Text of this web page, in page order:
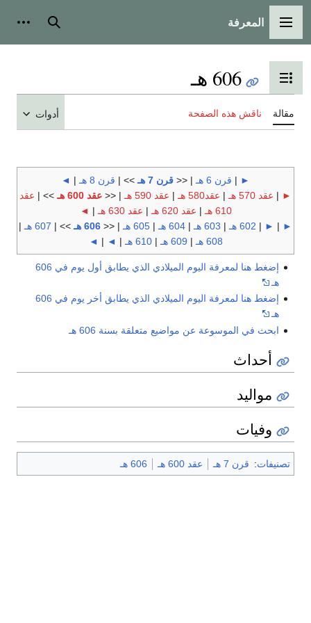
القائمة الرئيسية
المعرفة بحث
تبديل عرض جدول المحتويات
606 هـ
مقالة ناقش هذه الصفحة أدوات
►
| قرن 6 هـ | << قرن 7 هـ >> | قرن 8 هـ |
◄
►
| عقد 570 هـ | عقد580 هـ | عقد 590 هـ | << عقد 600 هـ >> | عقد
610 هـ
| عقد 620 هـ | عقد 630 هـ |
◄
►
|
►
| 602 هـ | 603 هـ | 604 هـ | 605 هـ | << 606 هـ >> | 607 هـ
|
608 هـ
| 609 هـ |610 هـ |
◄
|
◄
إضغط هنا لمعرفة اليوم الميلادي الذي يطابق أول يوم في 606
هـ
إضغط هنا لمعرفة اليوم الميلادي الذي يطابق أخر يوم في 606
هـ
ابحث في الموسوعة عن مواضيع متعلقة بسنة 606 هـ
أحداث
مواليد
وفيات
تصنيفات: قرن 7 هـ عقد 600 هـ 606 هـ